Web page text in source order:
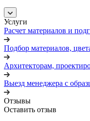
Услуги
Расчет материалов и
Подбор материалов,
Архитекторам,
Выезд менеджера с
Отзывы
Оставить отзыв